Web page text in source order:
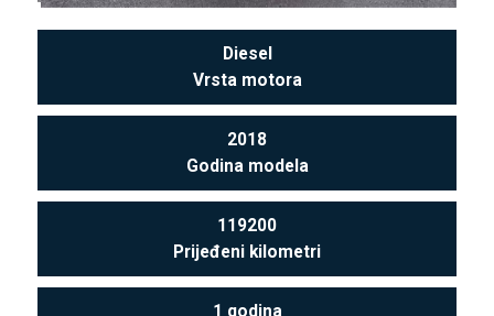
Diesel
Vrsta motora
2018
Godina modela
119200
Prijeđeni kilometri
1 godina